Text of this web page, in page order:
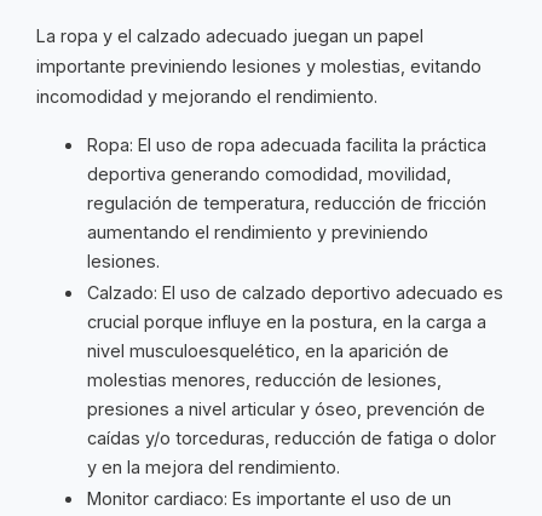
La ropa y el calzado adecuado juegan un papel
importante previniendo lesiones y molestias, evitando
incomodidad y mejorando el rendimiento.
Ropa: El uso de ropa adecuada facilita la práctica
deportiva generando comodidad, movilidad,
regulación de temperatura, reducción de fricción
aumentando el rendimiento y previniendo
lesiones.
Calzado: El uso de calzado deportivo adecuado es
crucial porque influye en la postura, en la carga a
nivel musculoesquelético, en la aparición de
molestias menores, reducción de lesiones,
presiones a nivel articular y óseo, prevención de
caídas y/o torceduras, reducción de fatiga o dolor
y en la mejora del rendimiento.
Monitor cardiaco: Es importante el uso de un